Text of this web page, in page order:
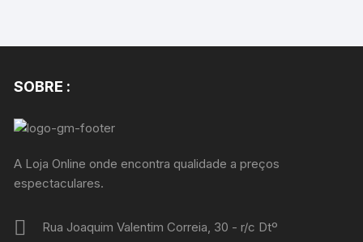
SOBRE :
A Loja Online onde encontra qualidade a preços
espectaculares.
Rua Joaquim Valentim Correia, 30 - r/c Dtº